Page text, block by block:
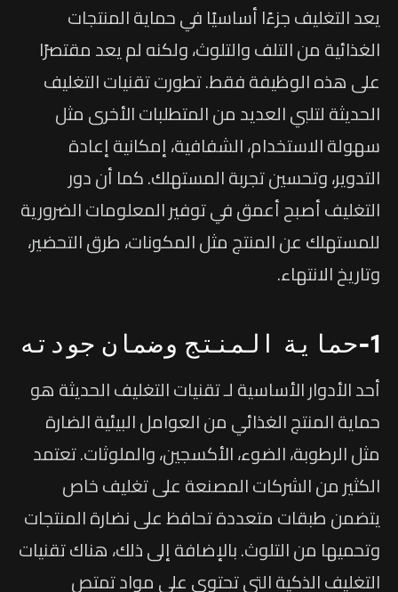
يعد التغليف جزءًا أساسيًا في حماية المنتجات
الغذائية من التلف والتلوث، ولكنه لم يعد مقتصرًا
على هذه الوظيفة فقط. تطورت تقنيات التغليف
الحديثة لتلبي العديد من المتطلبات الأخرى مثل
سهولة الاستخدام، الشفافية، إمكانية إعادة
التدوير، وتحسين تجربة المستهلك. كما أن دور
التغليف أصبح أعمق في توفير المعلومات الضرورية
للمستهلك عن المنتج مثل المكونات، طرق التحضير،
وتاريخ الانتهاء.
1-حماية المنتج وضمان جودته
أحد الأدوار الأساسية لـ تقنيات التغليف الحديثة هو
حماية المنتج الغذائي من العوامل البيئية الضارة
مثل الرطوبة، الضوء، الأكسجين، والملوثات. تعتمد
الكثير من الشركات المصنعة على تغليف خاص
يتضمن طبقات متعددة تحافظ على نضارة المنتجات
وتحميها من التلوث. بالإضافة إلى ذلك، هناك تقنيات
التغليف الذكية التي تحتوي على مواد تمتص